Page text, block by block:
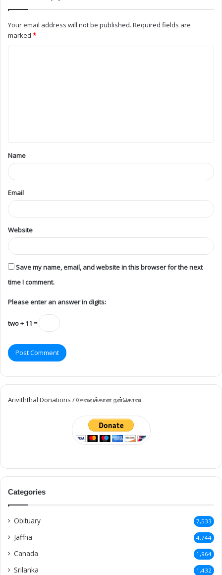
Your email address will not be published. Required fields are
marked *
Name
Email
Website
Save my name, email, and website in this browser for the next
time I comment.
Please enter an answer in digits:
two + 11 =
Ariviththal Donations / சேவைக்கான நன்கொடை
Categories
Obituary 7,533
Jaffna 4,744
Canada 1,964
Srilanka 1,432